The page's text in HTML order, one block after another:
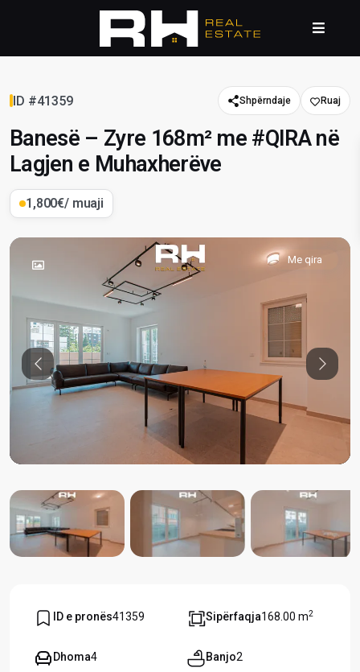
ID #41359 Shpërndaje
Banesë – Zyre 168m² me #QIRA në
Lagjen e Muhaxherëve
1,800€/ muaji
Me qira
Previous
ID e pronës41359 Sipërfaqja168.00 m2
Dhoma4 Banjo2